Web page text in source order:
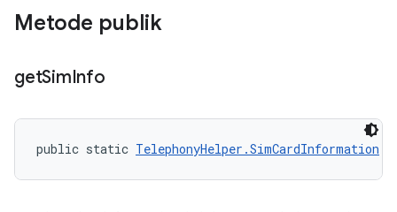
Metode publik
getSimInfo
public static TelephonyHelper.SimCardInformation